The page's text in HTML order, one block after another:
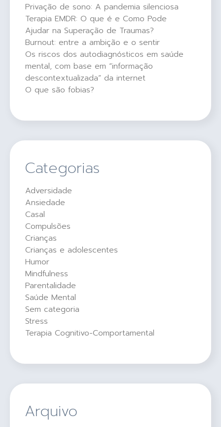
Privação de sono: A pandemia silenciosa
Terapia EMDR: O que é e Como Pode
Ajudar na Superação de Traumas?
Burnout: entre a ambição e o sentir
Os riscos dos autodiagnósticos em saúde
mental, com base em “informação
descontextualizada” da internet
O que são fobias?
Categorias
Adversidade
Ansiedade
Casal
Compulsões
Crianças
Crianças e adolescentes
Humor
Mindfulness
Parentalidade
Saúde Mental
Sem categoria
Stress
Terapia Cognitivo-Comportamental
Arquivo